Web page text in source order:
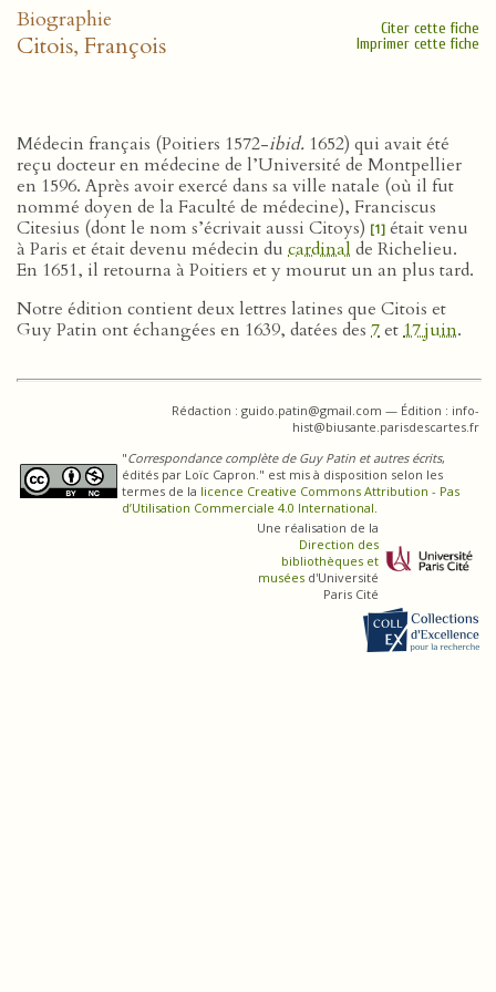
Biographie
Citois, François
Citer cette fiche
Imprimer cette fiche
Médecin français (Poitiers 1572-ibid. 1652) qui avait été
reçu docteur en médecine de l’Université de Montpellier
en 1596. Après avoir exercé dans sa ville natale (où il fut
nommé doyen de la Faculté de médecine), Franciscus
Citesius (dont le nom s’écrivait aussi Citoys) [1] était venu
à Paris et était devenu médecin du cardinal de Richelieu.
En 1651, il retourna à Poitiers et y mourut un an plus tard.
Notre édition contient deux lettres latines que Citois et
Guy Patin ont échangées en 1639, datées des 7et17 juin.
Rédaction : guido.patin@gmail.com — Édition : info-
hist@biusante.parisdescartes.fr
"Correspondance complète de Guy Patin et autres écrits,
édités par Loïc Capron." est mis à disposition selon les
termes de la licence Creative Commons Attribution - Pas
d’Utilisation Commerciale 4.0 International.
Une réalisation de la
Direction des
bibliothèques et
muséesd'Université
Paris Cité